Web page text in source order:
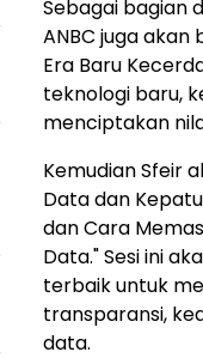
Sebagai bagian
ANBC juga akan
Era Baru
teknologi baru,
menciptakan
Kemudian Sfeir
Data dan
dan Cara
Data." Sesi ini
terbaik untuk
transparansi,
data.